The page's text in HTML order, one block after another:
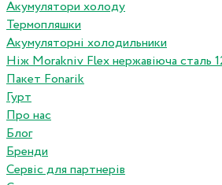
Акумулятори холоду
Термопляшки
Акумуляторні холодильники
Ніж Morakniv Flex нержавіюча сталь
Пакет Fonarik
Гурт
Про нас
Блог
Бренди
Сервіс для партнерів